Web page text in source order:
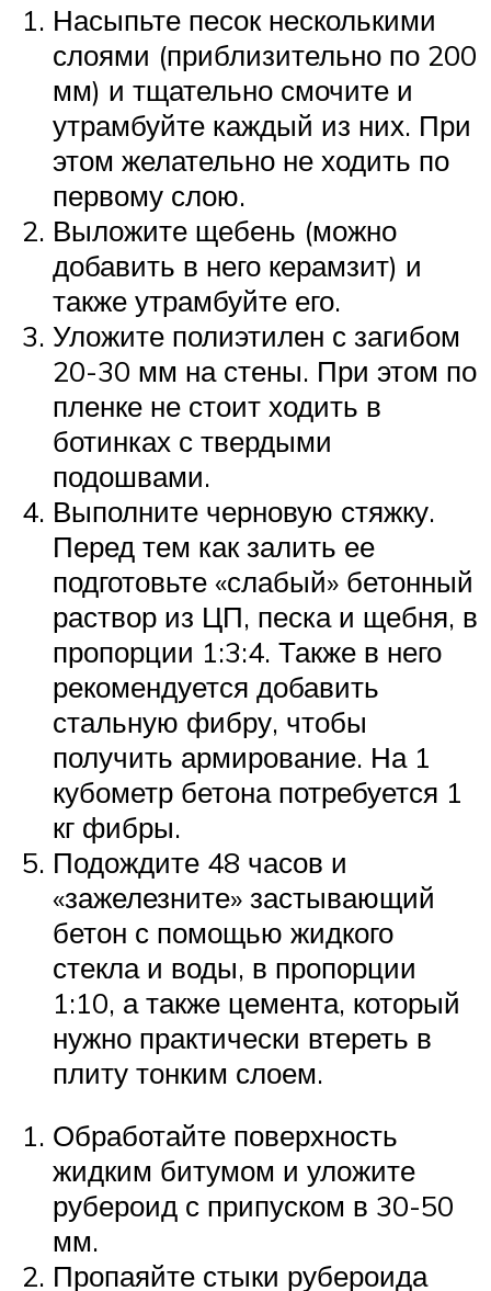
Насыпьте песок несколькими
слоями (приблизительно по 200
мм) и тщательно смочите и
утрамбуйте каждый из них. При
этом желательно не ходить по
первому слою.
Выложите щебень (можно
добавить в него керамзит) и
также утрамбуйте его.
Уложите полиэтилен с загибом
20-30 мм на стены. При этом по
пленке не стоит ходить в
ботинках с твердыми
подошвами.
Выполните черновую стяжку.
Перед тем как залить ее
подготовьте «слабый» бетонный
раствор из ЦП, песка и щебня, в
пропорции 1:3:4. Также в него
рекомендуется добавить
стальную фибру, чтобы
получить армирование. На 1
кубометр бетона потребуется 1
кг фибры.
Подождите 48 часов и
«зажелезните» застывающий
бетон с помощью жидкого
стекла и воды, в пропорции
1:10, а также цемента, который
нужно практически втереть в
плиту тонким слоем.
Обработайте поверхность
жидким битумом и уложите
рубероид с припуском в 30-50
мм.
Пропаяйте стыки рубероида